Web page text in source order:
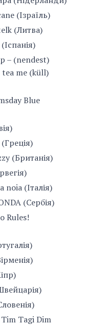
(Ізраїль)
(Литва)
– (nendest)
me (küll)
Blue
(Британія)
noia (Італія)
(Сербія)
Rules!
Tim Tagi Dim